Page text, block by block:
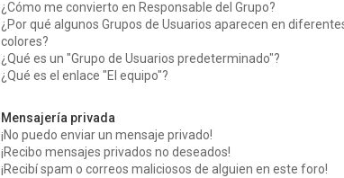
¿Cómo me convierto en Responsable del Grupo?
¿Por qué algunos Grupos de Usuarios aparecen en
colores?
¿Qué es un "Grupo de Usuarios predeterminado"?
¿Qué es el enlace "El equipo"?
Mensajería privada
¡No puedo enviar un mensaje privado!
¡Recibo mensajes privados no deseados!
¡Recibí spam o correos maliciosos de alguien en este foro!